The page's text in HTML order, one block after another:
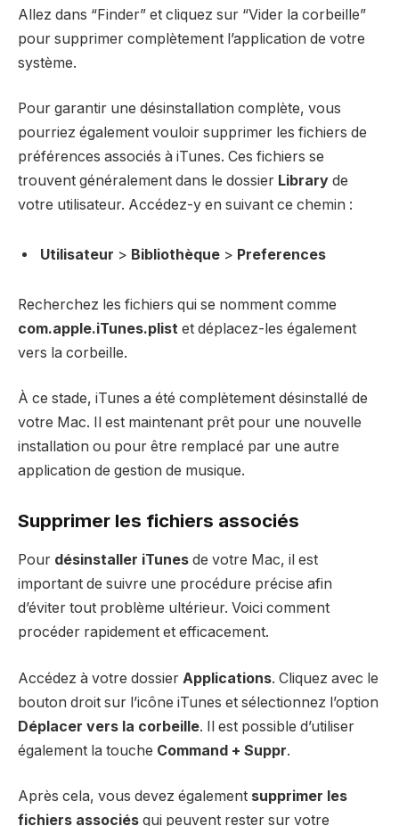
Allez dans “Finder” et cliquez sur “Vider la corbeille”
pour supprimer complètement l’application de votre
système.
Pour garantir une désinstallation complète, vous
pourriez également vouloir supprimer les fichiers de
préférences associés à iTunes. Ces fichiers se
trouvent généralement dans le dossier Library de
votre utilisateur. Accédez-y en suivant ce chemin :
Utilisateur > Bibliothèque > Preferences
Recherchez les fichiers qui se nomment comme
com.apple.iTunes.plist et déplacez-les également
vers la corbeille.
À ce stade, iTunes a été complètement désinstallé de
votre Mac. Il est maintenant prêt pour une nouvelle
installation ou pour être remplacé par une autre
application de gestion de musique.
Supprimer les fichiers associés
Pour désinstaller iTunes de votre Mac, il est
important de suivre une procédure précise afin
d’éviter tout problème ultérieur. Voici comment
procéder rapidement et efficacement.
Accédez à votre dossier Applications. Cliquez avec le
bouton droit sur l’icône iTunes et sélectionnez l’option
Déplacer vers la corbeille. Il est possible d’utiliser
également la touche Command + Suppr.
Après cela, vous devez également supprimer les
fichiers associés qui peuvent rester sur votre